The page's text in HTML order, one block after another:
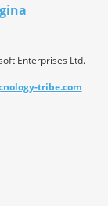
Enterprises Ltd.
tribe.com